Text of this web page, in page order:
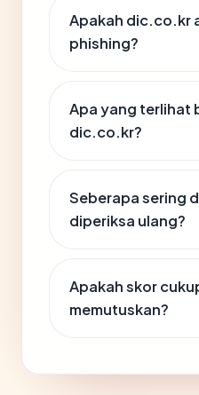
Apakah dic.co.kr
phishing?
Apa yang terlihat
dic.co.kr?
Seberapa sering
diperiksa ulang?
Apakah skor
memutuskan?